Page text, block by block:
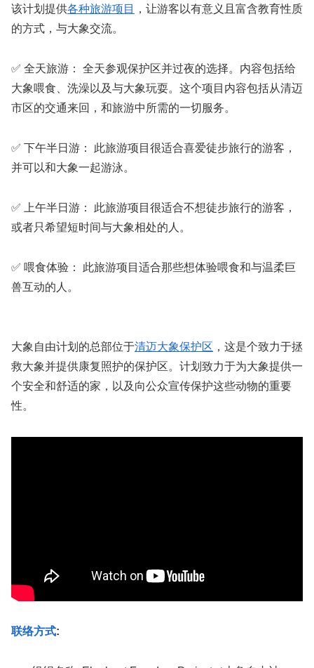
该计划提供各种旅游项目
，让游客以有意义且富含教育性质
的方式，与大象交流。
✅ 全天旅游： 全天参观保护区并过夜的选择。内容包括给
大象喂食、洗澡以及与大象玩耍。这个项目内容包括从清迈
市区的交通来回，和旅游中所需的一切服务。
✅ 下午半日游： 此旅游项目很适合喜爱徒步旅行的游客，
并可以和大象一起游泳。
✅ 上午半日游： 此旅游项目很适合不想徒步旅行的游客，
或者只希望短时间与大象相处的人。
✅ 喂食体验： 此旅游项目适合那些想体验喂食和与温柔巨
兽互动的人。
大象自由计划的总部位于清迈大象保护区 ，这是个致力于拯
救大象并提供康复照护的保护区。计划致力于为大象提供一
个安全和舒适的家，以及向公众宣传保护这些动物的重要
性。
联络方式: